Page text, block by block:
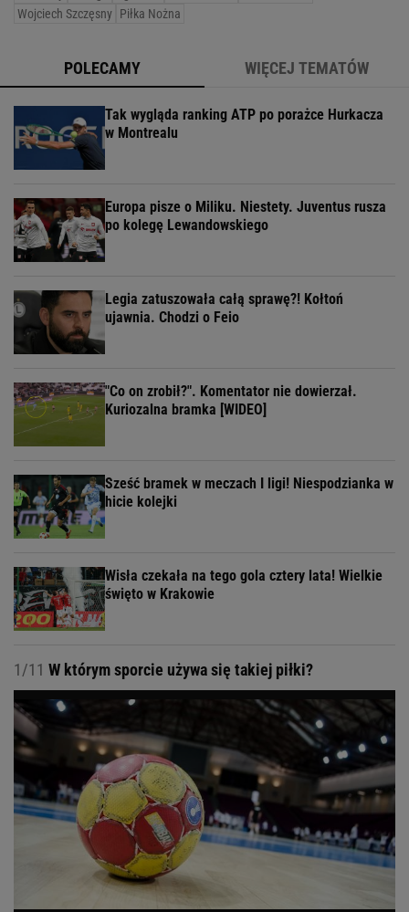
Wojciech Szczęsny Piłka Nożna
POLECAMY WIĘCEJ TEMATÓW
Tak wygląda ranking ATP po porażce Hurkacza
w Montrealu
Europa pisze o Miliku. Niestety. Juventus rusza
po kolegę Lewandowskiego
Legia zatuszowała całą sprawę?! Kołtoń
ujawnia. Chodzi o Feio
"Co on zrobił?". Komentator nie dowierzał.
Kuriozalna bramka [WIDEO]
Sześć bramek w meczach I ligi! Niespodzianka w
hicie kolejki
Wisła czekała na tego gola cztery lata! Wielkie
święto w Krakowie
1/11 W którym sporcie używa się takiej piłki?